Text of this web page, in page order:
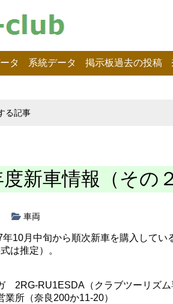
タ 系統データ 掲示板過去の投稿
る記事
新車情報（その２
車両
10月中旬から順次新車を購入してい
は推定）。
2RG-RU1ESDA（クラブツーリズム
業所（奈良200か11-20）